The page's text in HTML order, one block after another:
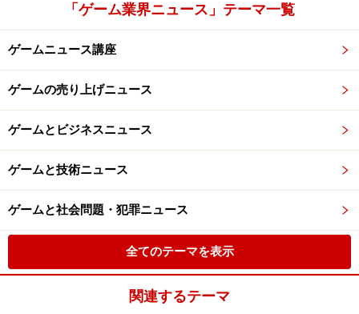
「ゲーム業界ニュース」テーマ一覧
ゲームニュース講座
ゲームの売り上げニュース
ゲームとビジネスニュース
ゲームと技術ニュース
ゲームと社会問題・犯罪ニュース
全てのテーマを表示
関連するテーマ